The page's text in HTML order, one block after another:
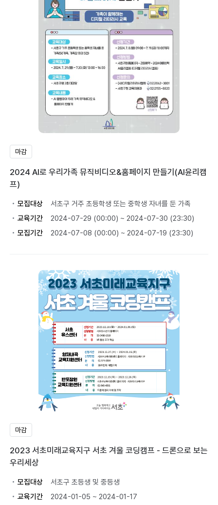
마감
2024 AI로 우리가족 뮤직비디오&홈페이지 만들기(AI윤리캠
프)
모집대상
서초구 거주 초등학생 또는 중학생 자녀를 둔 가족
교육기간
2024-07-29 (00:00) ~ 2024-07-30 (23:30)
모집기간
2024-07-08 (00:00) ~ 2024-07-19 (23:30)
마감
2023 서초미래교육지구 서초 겨울 코딩캠프 - 드론으로 보는
우리세상
모집대상
서초구 초등생 및 중등생
교육기간
2024-01-05 ~ 2024-01-17